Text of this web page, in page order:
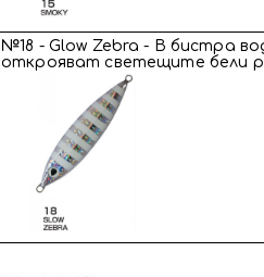
№18 - Glow Zebra - В бистра
открояват светещите бели